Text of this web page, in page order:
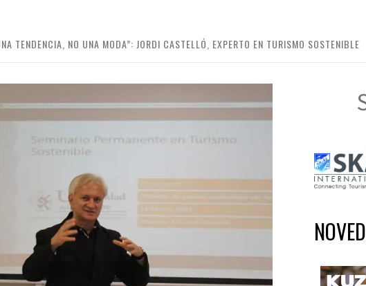
TENDENCIA, NO UNA MODA”: JORDI CASTELLÓ, EXPERTO EN TURISMO SOSTENIBLE